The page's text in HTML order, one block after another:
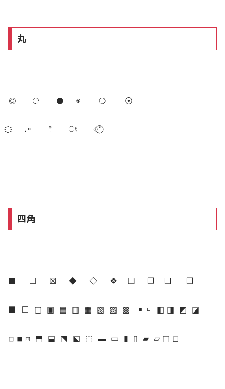
丸
◎ ◌ ● ◉ ❍ ⦿
҈ฺ .∘ ి ং ◌̥*⃝
四角
■ □ ☒ ◆ ◇ ❖ ❏ ❐ ❑ ❒
■ □ ▢ ▣ ▤ ▥ ▦ ▧ ▨ ▩ ▪︎ ▫︎ ◧ ◨ ◩ ◪
︎◽︎ ◾︎ ⧈ ⬒ ⬓ ⬔ ⬕ ⬚︎ ▬ ▭ ▮ ▯ ▰ ▱ ◫ ◻︎